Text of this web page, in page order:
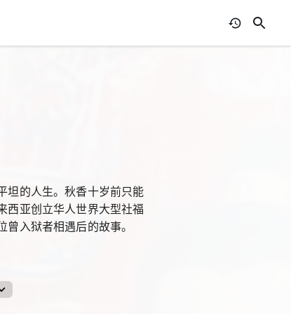
坦的人生。秋香十岁前只能
西亚创立华人世界大型社福
入狱者相遇后的故事。